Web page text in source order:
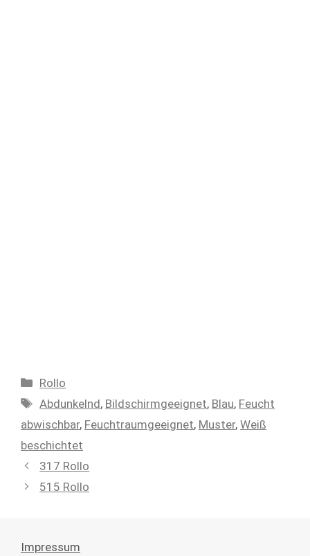
Kategorien
Rollo
Schlagwörter
Abdunkelnd, Bildschirmgeeignet, Blau, Feucht
abwischbar, Feuchtraumgeeignet, Muster, Weiß
beschichtet
317 Rollo
515 Rollo
Impressum